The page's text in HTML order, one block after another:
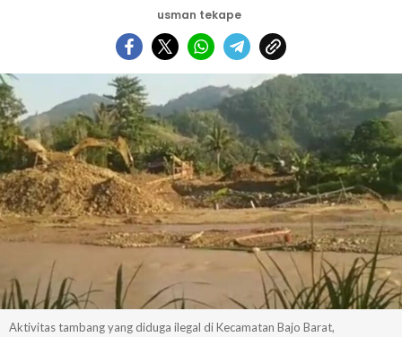
usman tekape
Aktivitas tambang yang diduga ilegal di Kecamatan Bajo Barat,